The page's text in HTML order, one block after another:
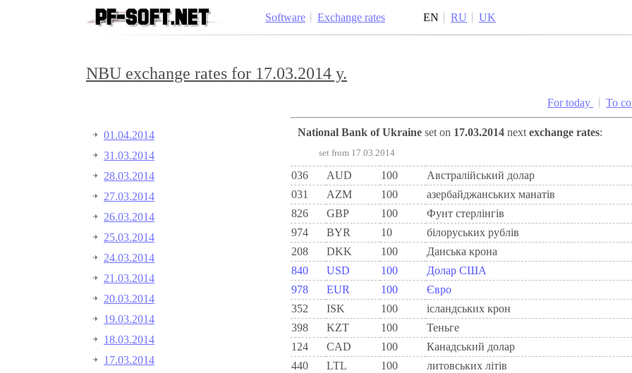
Software Exchange rates EN RU UK
NBU exchange rates for 17.03.2014 y.
01.04.2014
31.03.2014
28.03.2014
27.03.2014
26.03.2014
25.03.2014
24.03.2014
21.03.2014
20.03.2014
19.03.2014
18.03.2014
17.03.2014
For today To
National Bank of Ukraine set on 17.03.2014 next exchange rates:
set from 17.03.2014
036 AUD 100
Австралійський долар
031
AZM 100
азербайджанських манатів
826
GBP 100
Фунт стерлінгів
974
BYR 10
білоруських рублів
208
DKK 100
Данська крона
840
USD 100
Долар США
978
EUR 100
Євро
352
ISK 100
ісландських крон
398
KZT 100
Теньге
124
CAD 100
Канадський долар
440
LTL 100
литовських літів